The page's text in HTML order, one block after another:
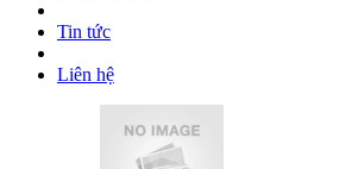
Tin tức
Liên hệ